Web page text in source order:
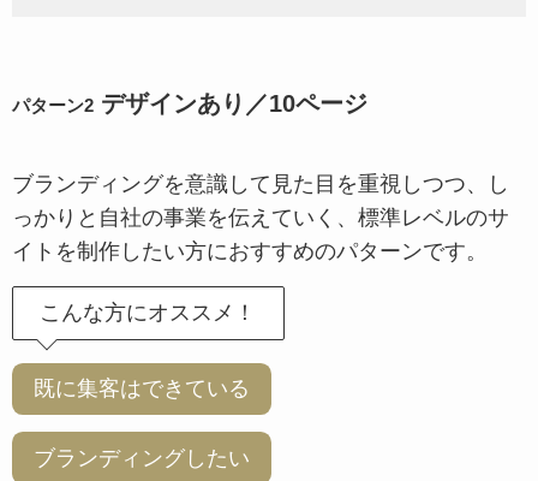
パターン2 デザインあり／10ページ
ブランディングを意識して見た目を重視しつつ、し
っかりと自社の事業を伝えていく、標準レベルのサ
イトを制作したい方におすすめのパターンです。
こんな方にオススメ！
既に集客はできている
ブランディングしたい